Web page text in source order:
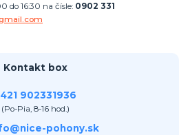
do 16:30 na čísle: 0902 331
Kontakt box
902331936
(Po-Pia, 8-16 hod.)
pohony.sk